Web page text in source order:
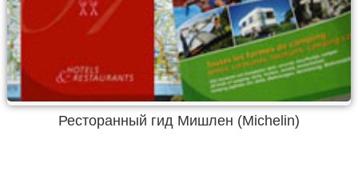
Ресторанный гид Мишлен (Michelin)